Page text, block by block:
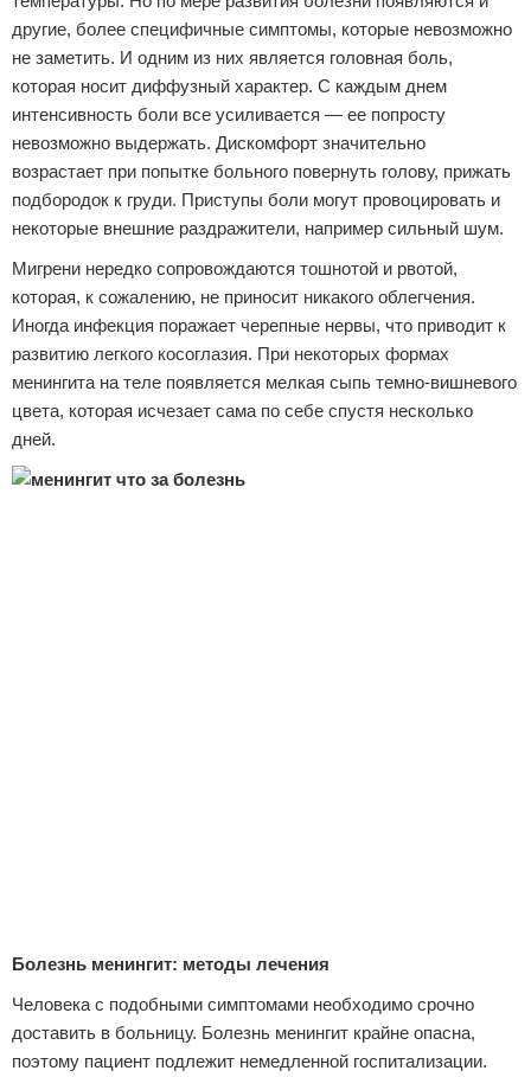
другие, более специфичные симптомы, которые невозможно
не заметить. И одним из них является головная боль,
которая носит диффузный характер. С каждым днем
интенсивность боли все усиливается — ее попросту
невозможно выдержать. Дискомфорт значительно
возрастает при попытке больного повернуть голову, прижать
подбородок к груди. Приступы боли могут провоцировать и
некоторые внешние раздражители, например сильный шум.
Мигрени нередко сопровождаются тошнотой и рвотой,
которая, к сожалению, не приносит никакого облегчения.
Иногда инфекция поражает черепные нервы, что приводит к
развитию легкого косоглазия. При некоторых формах
менингита на теле появляется мелкая сыпь темно-вишневого
цвета, которая исчезает сама по себе спустя несколько
дней.
Болезнь менингит: методы лечения
Человека с подобными симптомами необходимо срочно
доставить в больницу. Болезнь менингит крайне опасна,
поэтому пациент подлежит немедленной госпитализации.